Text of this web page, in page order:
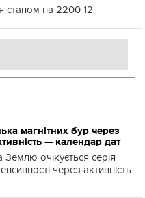
станом на 2200 12
магнітних бур через
— календар дат
очікується серія
через активність